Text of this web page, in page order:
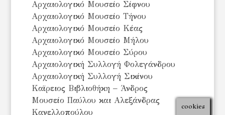
Αρχαιολογικό Μουσείο Σίφνου
Αρχαιολογικό Μουσείο Τήνου
Αρχαιολογικό Μουσείο Κέας
Αρχαιολογικό Μουσείο Μήλου
Αρχαιολογικό Μουσείο Σύρου
Αρχαιολογική Συλλογή Φολεγάνδρου
Αρχαιολογική Συλλογή Σικίνου
Καϊρειος Βιβλιοθήκη – Άνδρος
Μουσείο Παύλου και Αλεξάνδρας
Κανελλοπούλου
cookies